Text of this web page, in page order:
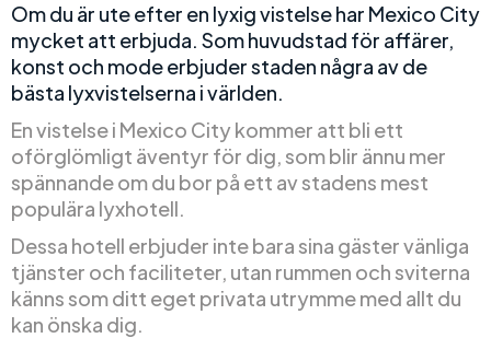
Om du är ute efter en lyxig vistelse har Mexico City
mycket att erbjuda. Som huvudstad för affärer,
konst och mode erbjuder staden några av de
bästa lyxvistelserna i världen.
En vistelse i Mexico City kommer att bli ett
oförglömligt äventyr för dig, som blir ännu mer
spännande om du bor på ett av stadens mest
populära lyxhotell.
Dessa hotell erbjuder inte bara sina gäster vänliga
tjänster och faciliteter, utan rummen och sviterna
känns som ditt eget privata utrymme med allt du
kan önska dig.